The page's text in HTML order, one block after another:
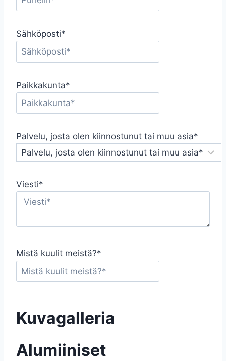
Sähköposti*
Paikkakunta*
Palvelu, josta olen kiinnostunut tai muu asia*
Viesti*
Mistä kuulit meistä?*
Kuvagalleria
Alumiiniset